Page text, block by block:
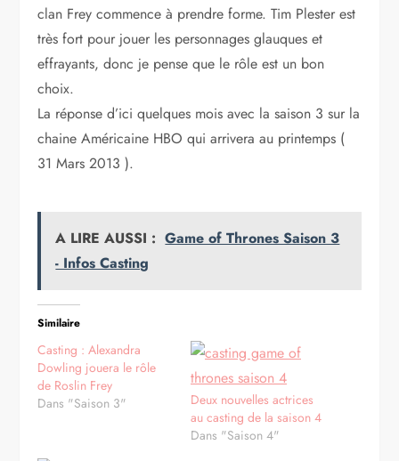
clan Frey commence à prendre forme. Tim Plester est
très fort pour jouer les personnages glauques et
effrayants, donc je pense que le rôle est un bon
choix.
La réponse d’ici quelques mois avec la saison 3 sur la
chaine Américaine HBO qui arrivera au printemps (
31 Mars 2013 ).
A LIRE AUSSI : Game of Thrones Saison 3
- Infos Casting
Similaire
Casting : Alexandra
Dowling jouera le rôle
de Roslin Frey
Dans "Saison 3"
Deux nouvelles actrices
au casting de la saison 4
Dans "Saison 4"